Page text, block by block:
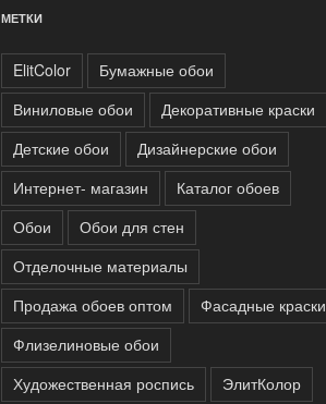
МЕТКИ
ElitColor
Бумажные обои
Виниловые обои
Декоративные краски
Детские обои
Дизайнерские обои
Интернет- магазин
Каталог обоев
Обои
Обои для стен
Отделочные материалы
Продажа обоев оптом
Фасадные краски
Флизелиновые обои
Художественная роспись
ЭлитКолор